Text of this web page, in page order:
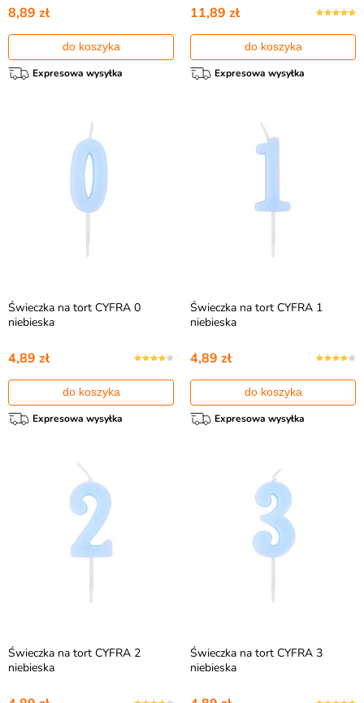
8,89 zł
do koszyka
Expresowa wysyłka
11,89 zł
do koszyka
Expresowa wysyłka
Świeczka na tort CYFRA 0
niebieska
4,89 zł
do koszyka
Expresowa wysyłka
Świeczka na tort CYFRA 1
niebieska
4,89 zł
do koszyka
Expresowa wysyłka
Świeczka na tort CYFRA 2
niebieska
Świeczka na tort CYFRA 3
niebieska